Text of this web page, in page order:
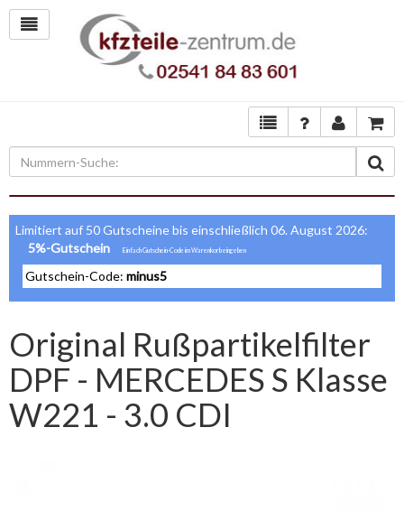
Limitiert auf 50 Gutscheine bis einschließlich 06. August 2026:
5%-Gutschein
Gutschein-Code: minus5
Original Rußpartikelfilter
DPF - MERCEDES S Klasse
W221 - 3.0 CDI